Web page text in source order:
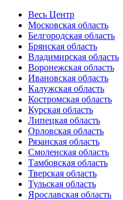
Весь Центр
Московская область
Белгородская область
Брянская область
Владимирская область
Воронежская область
Ивановская область
Калужская область
Костромская область
Курская область
Липецкая область
Орловская область
Рязанская область
Смоленская область
Тамбовская область
Тверская область
Тульская область
Ярославская область